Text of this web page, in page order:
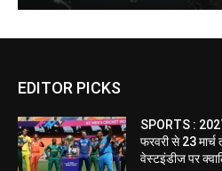
EDITOR PICKS
SPORTS :
फरवरी से 23 मार्च
वेस्टइंडीज पर